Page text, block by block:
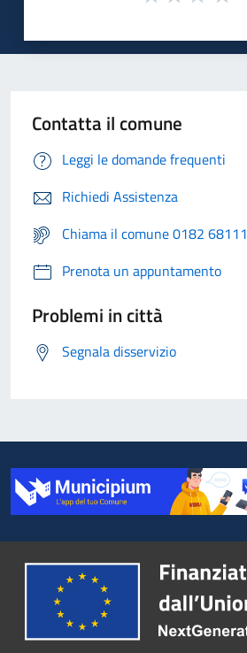
Contatta il comune
Leggi le domande frequenti
Richiedi Assistenza
Chiama il comune 0182 68111
Prenota un appuntamento
Problemi in città
Segnala disservizio